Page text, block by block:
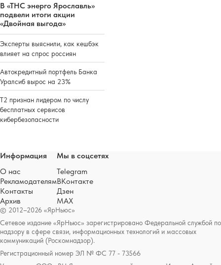
В «ТНС энерго Ярославль»
подвели итоги акции
«Двойная выгода»
Эксперты выяснили, как кешбэк
влияет на спрос россиян
Автокредитный портфель Банка
Уралсиб вырос на 23%
Т2 признан лидером по числу
бесплатных сервисов
кибербезопасности
© 2012–2026 «ЯрНьюс»
Сетевое издание «ЯрНьюс» зарегистрировано Федеральной службой по
надзору в сфере связи, информационных технологий и массовых
коммуникаций (Роскомнадзор).
Регистрационный номер ЭЛ № ФС 77 - 73566
Информация
О нас
Рекламодателям
Контакты
Архив
Мы в соцсетях
Telegram
ВКонтакте
Дзен
MAX